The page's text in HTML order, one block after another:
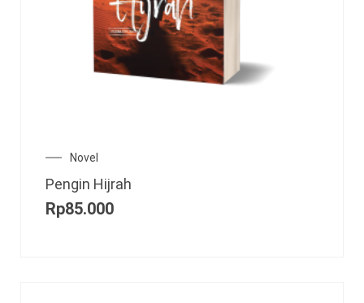
Novel
Pengin Hijrah
Rp85.000